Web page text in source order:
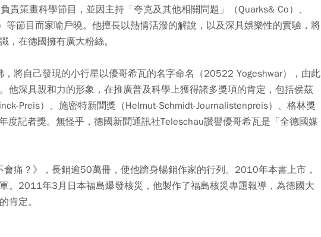
責策畫科學節目，並因主持「夸克及其他相關問題」（Quarks& Co）、
等節目而家喻戶曉。他擅長以熱情活潑的解說，以及深具娛樂性的實驗，將
，在德國擁有廣大粉絲。
將自己發現的小行星以優哥希瓦的名字命名（20522 Yogeshwar），由此
他深具親和力的形象，在推廣普及科學上獲得諸多獎項的肯定，包括侯茲
Preis）、施密特新聞獎（Helmut-Schmidt-Journalistenpreis）、格林獎
度記者獎。無怪乎，德國新聞通訊社Teleschau讚譽優哥希瓦是「全德國媒
痛？》，長銷逾50萬冊，使他躋身暢銷作家的行列。2010年本書上市，
。2011年3月日本福島爆發核災，他製作了福島核災專題報導，為德國大
肯定。